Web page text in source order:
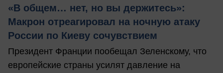
«В общем… нет, но вы держитесь»:
Макрон отреагировал на ночную атаку
России по Киеву сочувствием
Президент Франции пообещал Зеленскому, что
европейские страны усилят давление на